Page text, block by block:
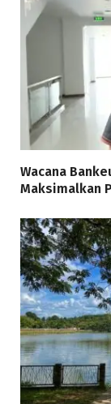
Wacana
Maksimalkan